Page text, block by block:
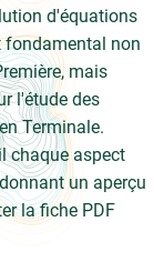
d'équations
fondamental non
mais
l'étude des
Terminale.
chaque aspect
un aperçu
la fiche PDF